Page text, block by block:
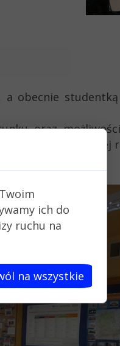
a obecnie
oraz
z tzw. "pierwszej
ich do
ruchu na
na wszystkie